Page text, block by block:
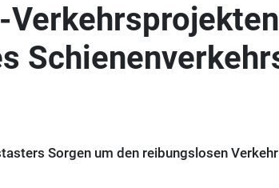
Verkehrsprojekten
Sorgen um den reibungslosen